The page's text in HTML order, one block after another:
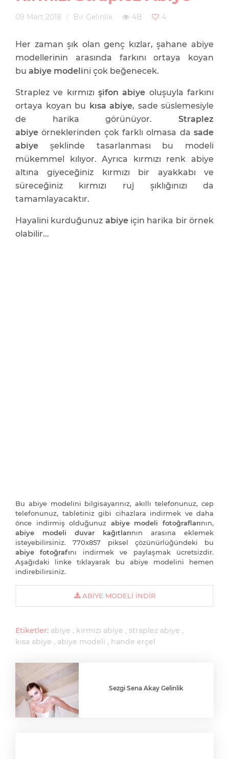
09 Mart 2018 Bir Gelinlik 4B 4
Her zaman şık olan genç kızlar, şahane abiye
modellerinin arasında farkını ortaya koyan
bu abiye modelini çok beğenecek.
Straplez ve kırmızı şifon abiye oluşuyla farkını
ortaya koyan bu kısa abiye, sade süslemesiyle
de harika görünüyor. Straplez
abiye örneklerinden çok farklı olmasa da sade
abiye şeklinde tasarlanması bu modeli
mükemmel kılıyor. Ayrıca kırmızı renk abiye
altına giyeceğiniz kırmızı bir ayakkabı ve
süreceğiniz kırmızı ruj şıklığınızı da
tamamlayacaktır.
Hayalini kurduğunuz abiyeiçin harika bir örnek
olabilir...
Bu abiye modelini bilgisayarınız, akıllı telefonunuz, cep
telefonunuz, tabletiniz gibi cihazlara indirmek ve daha
önce indirmiş olduğunuz abiye modeli fotoğraflarının,
abiye modeli duvar kağıtlarının arasına eklemek
isteyebilirsiniz. 770x857 piksel çözünürlüğündeki bu
abiye fotoğrafını indirmek ve paylaşmak ücretsizdir.
Aşağıdaki linke tıklayarak bu abiye modelini hemen
indirebilirsiniz.
ABIYE MODELI İNDIR
Etiketler: abiye kırmızı abiye
straplez abiye
kısa abiye
abiye modeli hande erçel
Sezgi Sena Akay Gelinlik